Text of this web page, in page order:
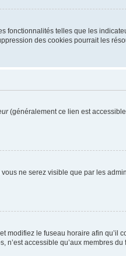
fonctionnalités telles que les
des cookies pourrait les
(généralement ce lien est
vous ne serez visible que par les
modifiez le fuseau horaire afin qu’il
accessible qu’aux membres du